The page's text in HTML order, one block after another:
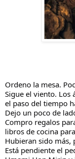
Ordeno la mesa.
Sigue el viento. Los
el paso del tiempo
Dejo un poco de
Compro regalos
libros de cocina
Hubieran sido más,
Está pendiente el